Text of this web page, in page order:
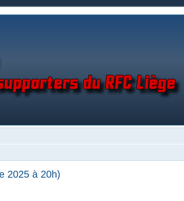
2025 à 20h)